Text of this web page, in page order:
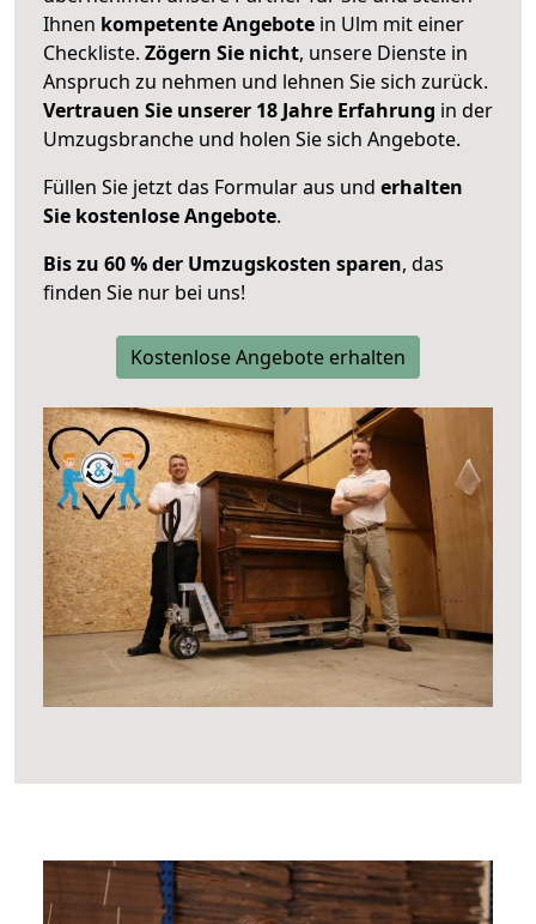
Ihnen kompetente Angebote in Ulm mit einer
Checkliste. Zögern Sie nicht, unsere Dienste in
Anspruch zu nehmen und lehnen Sie sich zurück.
Vertrauen Sie unserer 18 Jahre Erfahrung in der
Umzugsbranche und holen Sie sich Angebote.
Füllen Sie jetzt das Formular aus und erhalten
Sie kostenlose Angebote.
Bis zu 60 % der Umzugskosten sparen, das
finden Sie nur bei uns!
Kostenlose Angebote erhalten